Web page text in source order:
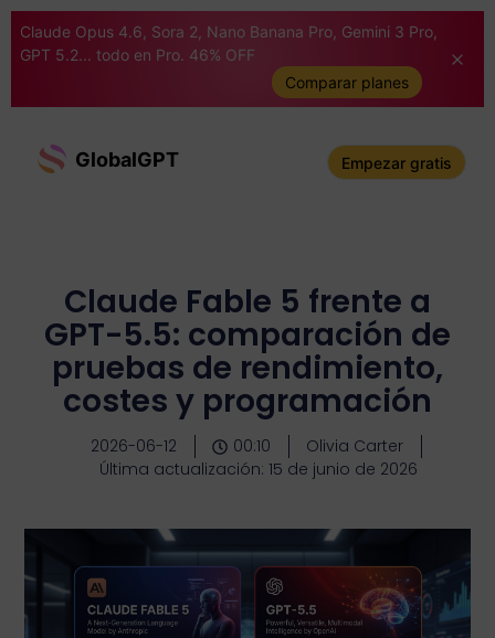
Claude Opus 4.6, Sora 2, Nano Banana Pro, Gemini 3 Pro,
GPT 5.2... todo en Pro. 46% OFF
Comparar planes
GlobalGPT Empezar gratis
Claude Fable 5 frente a
GPT-5.5: comparación de
pruebas de rendimiento,
costes y programación
2026-06-12 00:10
Olivia Carter
Última actualización: 15 de junio de 2026